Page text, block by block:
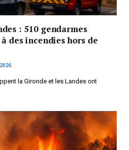
: 510 gendarmes
des incendies hors de
la Gironde et les Landes ont